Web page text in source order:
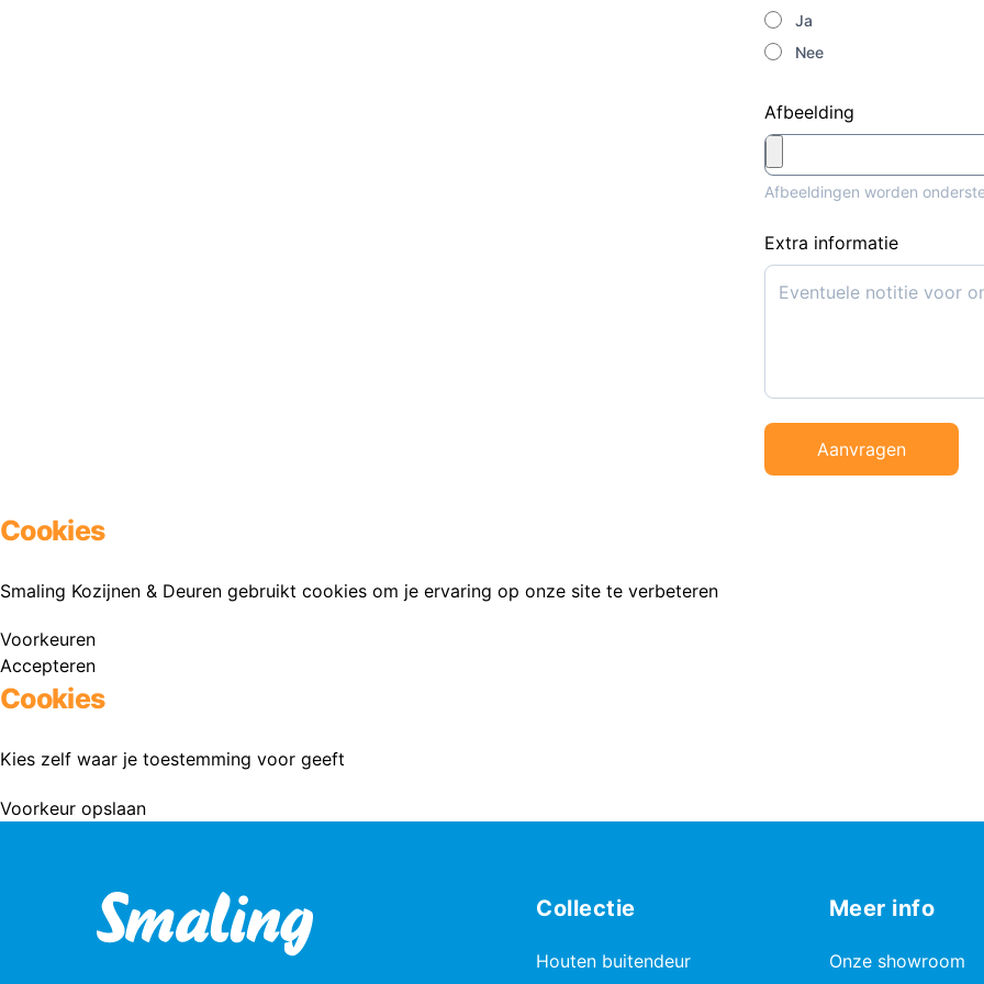
Ja
Nee
Afbeelding
Afbeeldingen worden
Extra informatie
Aanvragen
Cookies
Smaling Kozijnen & Deuren gebruikt cookies om je ervaring op onze site te verbeteren
Voorkeuren
Accepteren
Cookies
Kies zelf waar je toestemming voor geeft
Voorkeur opslaan
Collectie
Houten buitendeur
Meer info
Onze showroom